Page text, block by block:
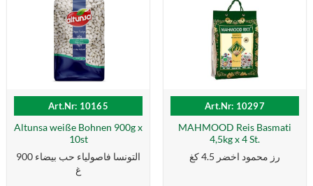
Art.Nr: 10165
Altunsa weiße Bohnen 900g x
10st
التونسا فاصولياء حب بيضاء 900
غ
Art.Nr: 10297
MAHMOOD Reis Basmati
4,5kg x 4 St.
رز محمود اخضر 4.5 كغ